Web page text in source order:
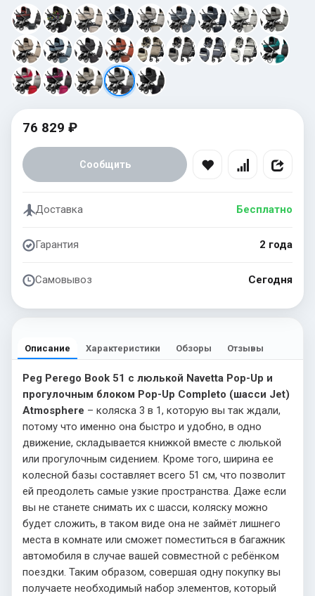
76 829 ₽
Сообщить
Доставка Бесплатно
Гарантия 2 года
Самовывоз Сегодня
Описание Характеристики Обзоры Отзывы
Peg Perego Book 51 с люлькой Navetta Pop-Up и
прогулочным блоком Pop-Up Completo (шасси Jet)
Atmosphere – коляска 3 в 1, которую вы так ждали,
потому что именно она быстро и удобно, в одно
движение, складывается книжкой вместе с люлькой
или прогулочным сидением. Кроме того, ширина ее
колесной базы составляет всего 51 см, что позволит
ей преодолеть самые узкие пространства. Даже если
вы не станете снимать их с шасси, коляску можно
будет сложить, в таком виде она не займёт лишнего
места в комнате или сможет поместиться в багажник
автомобиля в случае вашей совместной с ребёнком
поездки. Таким образом, совершая одну покупку вы
получаете необходимый набор элементов, который